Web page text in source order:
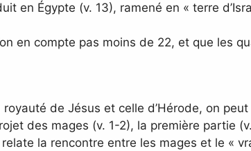
en Égypte (v. 13), ramené en « terre
en compte pas moins de 22, et que les
de Jésus et celle d’Hérode, on
des mages (v. 1-2), la première partie
la rencontre entre les mages et le «